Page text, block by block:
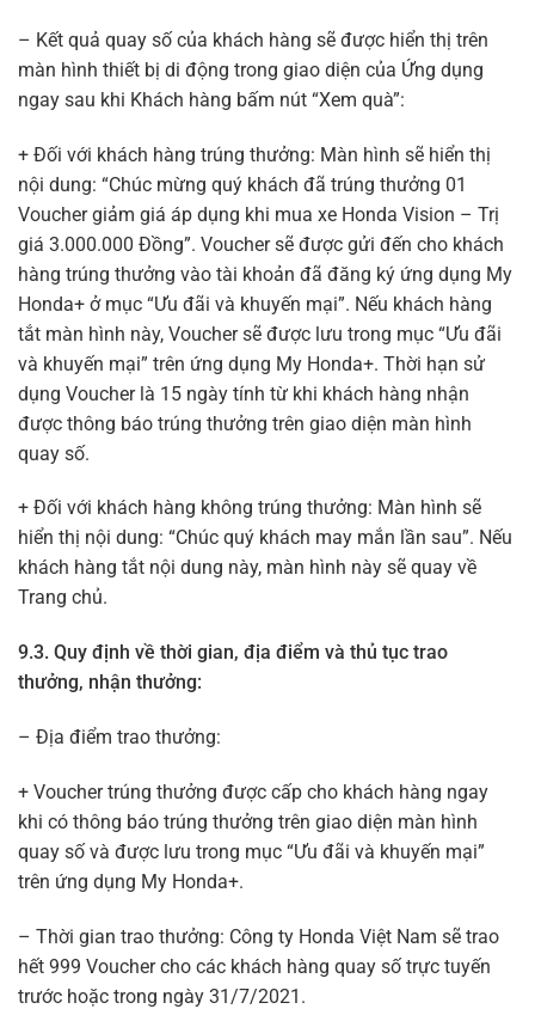
– Kết quả quay số của khách hàng sẽ được hiển thị trên
màn hình thiết bị di động trong giao diện của Ứng dụng
ngay sau khi Khách hàng bấm nút “Xem quà”:
+ Đối với khách hàng trúng thưởng: Màn hình sẽ hiển thị
nội dung: “Chúc mừng quý khách đã trúng thưởng 01
Voucher giảm giá áp dụng khi mua xe Honda Vision – Trị
giá 3.000.000 Đồng”. Voucher sẽ được gửi đến cho khách
hàng trúng thưởng vào tài khoản đã đăng ký ứng dụng My
Honda+ ở mục “Ưu đãi và khuyến mại”. Nếu khách hàng
tắt màn hình này, Voucher sẽ được lưu trong mục “Ưu đãi
và khuyến mại” trên ứng dụng My Honda+. Thời hạn sử
dụng Voucher là 15 ngày tính từ khi khách hàng nhận
được thông báo trúng thưởng trên giao diện màn hình
quay số.
+ Đối với khách hàng không trúng thưởng: Màn hình sẽ
hiển thị nội dung: “Chúc quý khách may mắn lần sau”. Nếu
khách hàng tắt nội dung này, màn hình này sẽ quay về
Trang chủ.
9.3. Quy định về thời gian, địa điểm và thủ tục trao
thưởng, nhận thưởng:
– Địa điểm trao thưởng:
+ Voucher trúng thưởng được cấp cho khách hàng ngay
khi có thông báo trúng thưởng trên giao diện màn hình
quay số và được lưu trong mục “Ưu đãi và khuyến mại”
trên ứng dụng My Honda+.
– Thời gian trao thưởng: Công ty Honda Việt Nam sẽ trao
hết 999 Voucher cho các khách hàng quay số trực tuyến
trước hoặc trong ngày 31/7/2021.